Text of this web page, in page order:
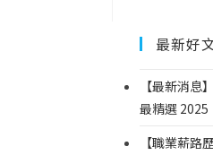
最新好
【最新消息
最精選 2025
【職業薪路